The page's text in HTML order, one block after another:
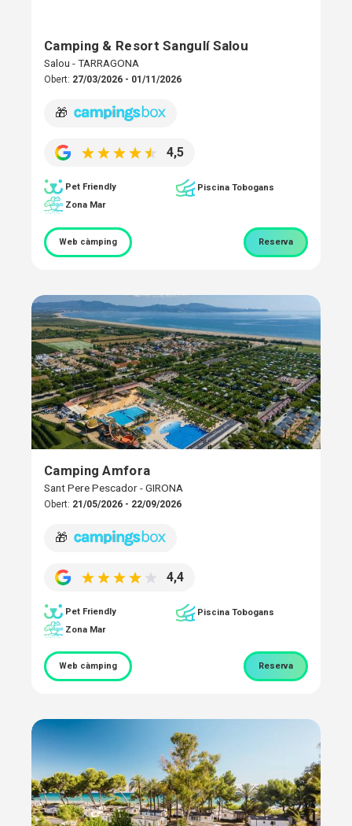
Camping & Resort Sangulí Salou
Salou - TARRAGONA
Obert: 27/03/2026 - 01/11/2026
🎁
4,5
Pet Friendly
Piscina Tobogans
Zona Mar
Web càmping Reserva
Camping Amfora
Sant Pere Pescador - GIRONA
Obert: 21/05/2026 - 22/09/2026
🎁
4,4
Pet Friendly
Piscina Tobogans
Zona Mar
Web càmping Reserva